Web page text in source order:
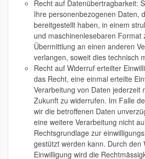
Recht auf Datenübertragbarkeit:
Ihre personenbezogenen Daten,
bereitgestellt haben, in einem
und maschinenlesebaren Format
Übermittlung an einen anderen
verlangen, soweit dies technisch
Recht auf Widerruf erteilter
das Recht, eine einmal erteilte
Verarbeitung von Daten jederzeit
Zukunft zu widerrufen. Im Falle
wir die betroffenen Daten
eine weitere Verarbeitung nicht
Rechtsgrundlage zur
gestützt werden kann. Durch den
Einwilligung wird die